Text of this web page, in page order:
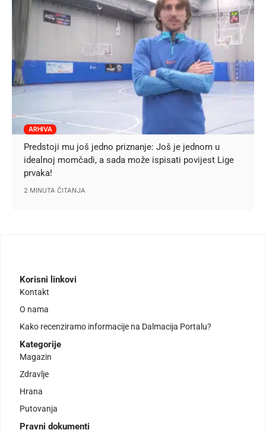
ARHIVA
Predstoji mu još jedno priznanje: Još je jednom u
idealnoj momčadi, a sada može ispisati povijest Lige
prvaka!
2 MINUTA ČITANJA
Korisni linkovi
Kontakt
O nama
Kako recenziramo informacije na Dalmacija Portalu?
Kategorije
Magazin
Zdravlje
Hrana
Putovanja
Pravni dokumenti